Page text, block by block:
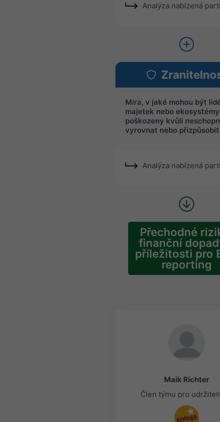
Analýza nabízená
Míra, v jaké mohou být
majetek nebo ekosystémy
poškozeny kvůli
vyrovnat nebo
Analýza nabízená
Přechodné
finanční
příležitosti pro
reporting
Maik Richter
Člen týmu pro